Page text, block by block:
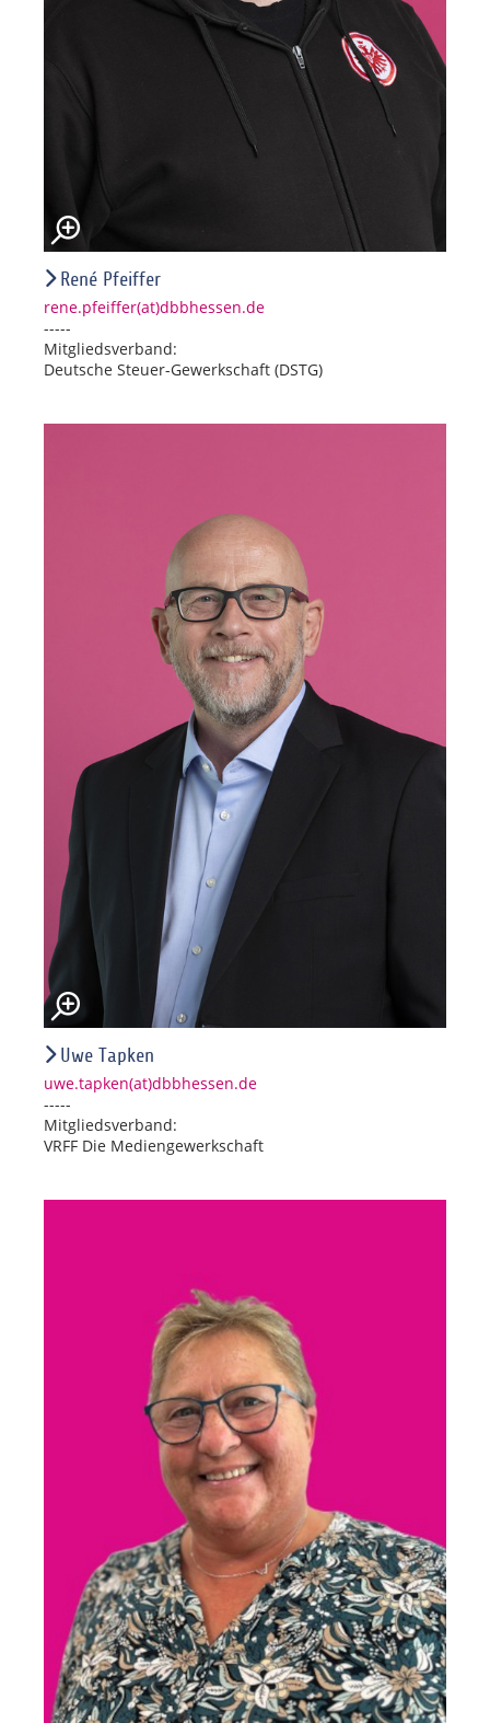
René Pfeiffer
rene.pfeiffer(at)dbbhessen.de
-----
Mitgliedsverband:
Deutsche Steuer-Gewerkschaft (DSTG)
Uwe Tapken
uwe.tapken(at)dbbhessen.de
-----
Mitgliedsverband:
VRFF Die Mediengewerkschaft